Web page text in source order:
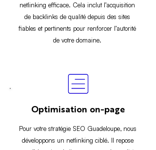
netlinking efficace. Cela inclut l’acquisition
de backlinks de qualité depuis des sites
fiables et pertinents pour renforcer l’autorité
de votre domaine.
Optimisation on-page
Pour votre stratégie SEO Guadeloupe, nous
développons un netlinking ciblé. Il repose